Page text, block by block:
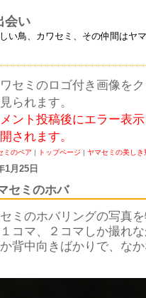
会い
い鳥、カワセミ、その仲間は
セミのロゴ付き画像を
られます。
ント投稿後にエラー表
されます。
ミのペア | トップページ | ヤマセミの美しき
1月25日
セミのホバ
ミのホバリングの写真
コマ、２コマしか撮れ
背中向きばかりで、な